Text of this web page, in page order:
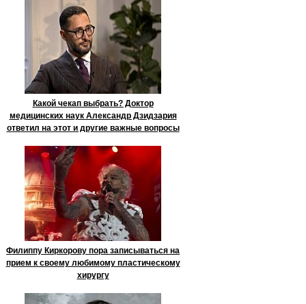
Какой чекап выбрать? Доктор
медицинских наук Александр Дзидзария
ответил на этот и другие важные вопросы
Филиппу Киркорову пора записываться на
прием к своему любимому пластическому
хирургу